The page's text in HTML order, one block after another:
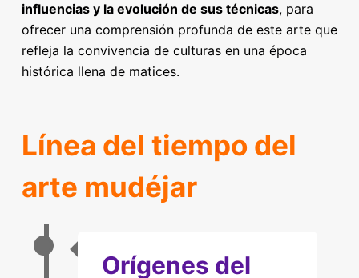
influencias y la evolución de sus técnicas, para
ofrecer una comprensión profunda de este arte que
refleja la convivencia de culturas en una época
histórica llena de matices.
Línea del tiempo del
arte mudéjar
Orígenes del